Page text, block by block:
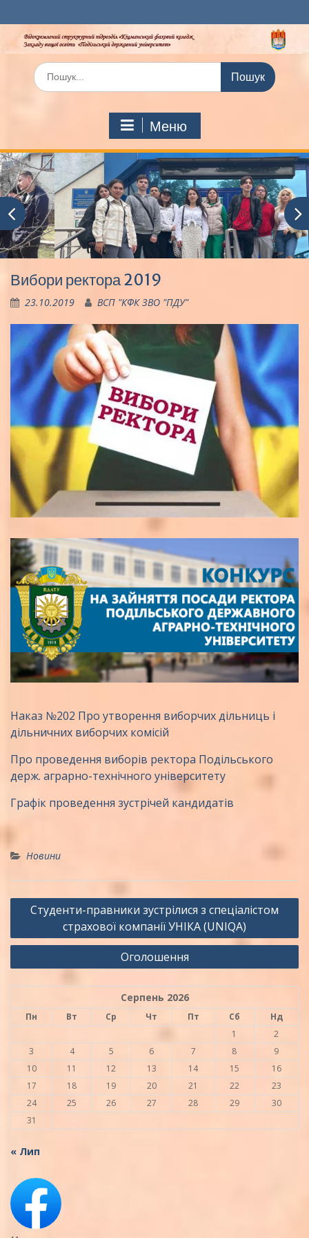
до
вмісту
Шукати:
Меню
Вибори ректора 2019
23.10.2019 ВСП "КФК ЗВО "ПДУ"
Наказ №202 Про утворення виборчих дільниць і
дільничних виборчих комісій
Про проведення виборів ректора Подільського
держ. аграрно-технічного університету
Графік проведення зустрічей кандидатів
Новини
Навігація
записів
Студенти-правники зустрілися з спеціалістом
страхової компанії УНІКА (UNIQA)
Оголошення
Серпень 2026
Пн Вт Ср Чт Пт Сб
Нд
1
2
3
4 5 6 7 8
9
10
11 12 13 14 15
16
17
18 19 20 21 22
23
24
25 26 27 28 29
30
31
« Лип